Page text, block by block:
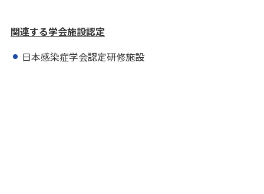
関連する学会施設認定
日本感染症学会認定研修施設